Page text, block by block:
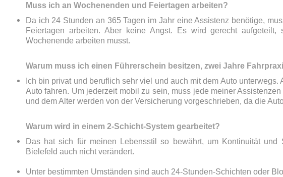
Muss ich an Wochenenden und Feiertagen arbeiten?
Da ich 24 Stunden an 365 Tagen im Jahr eine Assistenz benötige,
Feiertagen arbeiten. Aber keine Angst. Es wird gerecht
Wochenende arbeiten musst.
Warum muss ich einen Führerschein besitzen, zwei Jahre
Ich bin privat und beruflich sehr viel und auch mit dem Auto
Auto fahren. Um jederzeit mobil zu sein, muss jede meiner
und dem Alter werden von der Versicherung vorgeschrieben, da die
Warum wird in einem 2-Schicht-System gearbeitet?
Das hat sich für meinen Lebensstil so bewährt, um Kontinuität
Bielefeld auch nicht verändert.
Unter bestimmten Umständen sind auch 24-Stunden-Schichten oder